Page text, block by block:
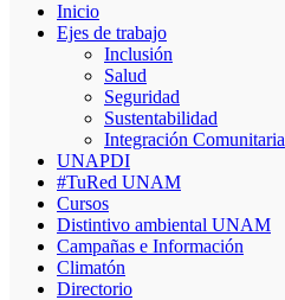
Inicio
Ejes de trabajo
Inclusión
Salud
Seguridad
Sustentabilidad
Integración Comunitaria
UNAPDI
#TuRed UNAM
Cursos
Distintivo ambiental UNAM
Campañas e Información
Climatón
Directorio